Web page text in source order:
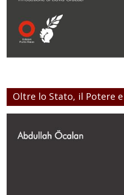
Oltre lo Stato, il Potere